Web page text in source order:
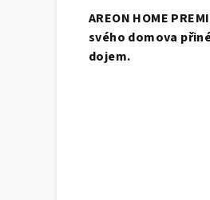
AREON HOME
svého domova
dojem.